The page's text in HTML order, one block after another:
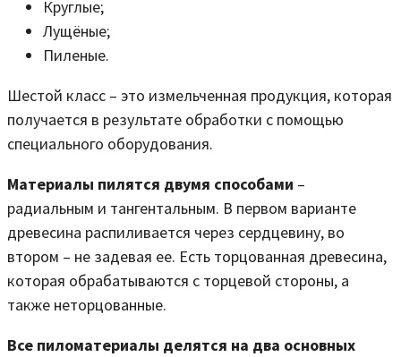
Круглые;
Лущёные;
Пиленые.
Шестой класс – это измельченная продукция, которая
получается в результате обработки с помощью
специального оборудования.
Материалы пилятся двумя способами –
радиальным и тангентальным. В первом варианте
древесина распиливается через сердцевину, во
втором – не задевая ее. Есть торцованная древесина,
которая обрабатываются с торцевой стороны, а
также неторцованные.
Все пиломатериалы делятся на два основных